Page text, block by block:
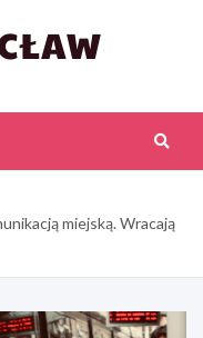
miejską. Wracają